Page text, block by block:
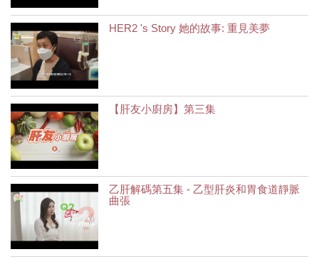
HER2 's Story 她的故事: 重見美夢
【肝友小廚房】第三集
乙肝解碼第五集 - 乙型肝炎和胃食道靜脈
曲張